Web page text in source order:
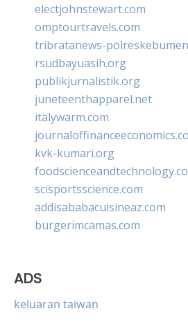
electjohnstewart.com
omptourtravels.com
tribratanews-
rsudbayuasih.org
publikjurnalistik.org
juneteenthapparel.net
italywarm.com
kvk-kumari.org
scisportsscience.com
addisababacuisineaz.com
burgerimcamas.com
ADS
keluaran taiwan